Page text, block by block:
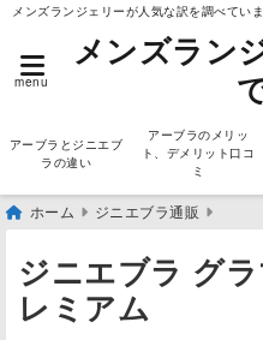
メンズランジェリーが人気な訳を調べてい
menu
メンズラン
アーブラとジニエブ
ラの違い
アーブラのメリッ
ト、デメリット口コ
ミ
ホーム ジニエブラ通販
ジニエブラ グ
レミアム